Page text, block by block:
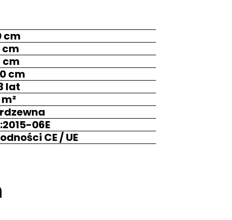
cm
cm
cm
cm
lat
m²
06E
CE / UE